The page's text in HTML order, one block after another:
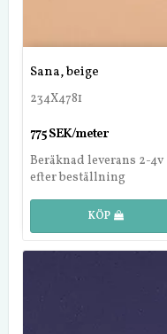
Sana, beige
234X4781
775 SEK/meter
Beräknad leverans 2-4v
efter beställning
KÖP